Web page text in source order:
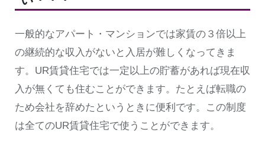
一般的なアパート・マンションでは家賃の３倍以上
の継続的な収入がないと入居が難しくなってきま
す。UR賃貸住宅では一定以上の貯蓄があれば現在収
入が無くても住むことができます。たとえば転職の
ため会社を辞めたというときに便利です。この制度
は全てのUR賃貸住宅で使うことができます。